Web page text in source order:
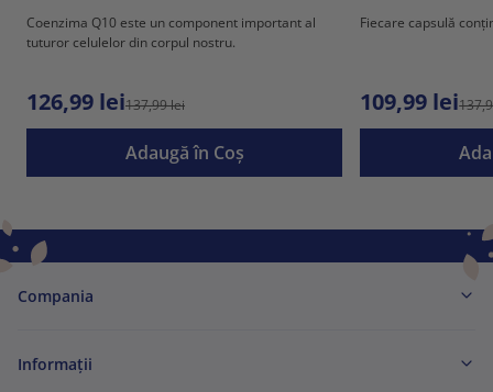
Coenzima Q10 este un component important al
tuturor celulelor din corpul nostru.
126,99 lei137,99 lei
Adaugă în Coş
Fiecare capsulă
109,99 lei
Compania
Informaţii